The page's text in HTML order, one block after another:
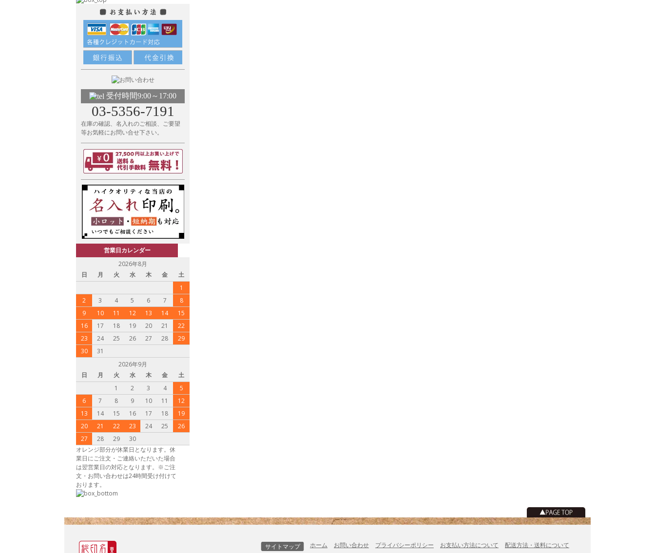
受付時間9:00～17:00
03-5356-7191
在庫の確認、名入れのご相談、ご要望
等お気軽にお問い合せ下さい。
営業日カレンダー
2026年8月
日
月 火 水 木 金
土
1
2
3 4 5 6 7
8
9
10 11 12 13 14
15
16
17 18 19 20 21
22
23
24 25 26 27 28
29
30
31
2026年9月
日
月 火 水 木 金
土
1
2 3 4
5
6
7 8 9 10 11
12
13
14 15 16 17 18
19
20
21 22 23 24 25
26
27
28 29
30
オレンジ部分が休業日となります。休
業日にご注文・ご連絡いただいた場合
は翌営業日の対応となります。※ご注
文・お問い合わせは24時間受け付けて
おります。
サイトマップ ホーム お問い合わせ プライバシーポリシー お支払い方法について
配送方法・送料について